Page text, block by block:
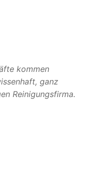
kommen
ganz
Reinigungsfirma.